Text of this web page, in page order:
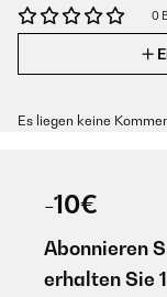
0
Es liegen keine
-10€
Abonnieren
erhalten Sie